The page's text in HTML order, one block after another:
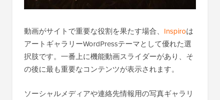
動画がサイトで重要な役割を果たす場合、 Inspiroは
アートギャラリーWordPressテーマとして優れた選
択肢です。一番上に機能動画スライダーがあり、そ
の後に最も重要なコンテンツが表示されます。
ソーシャルメディアや連絡先情報用の写真ギャラリ